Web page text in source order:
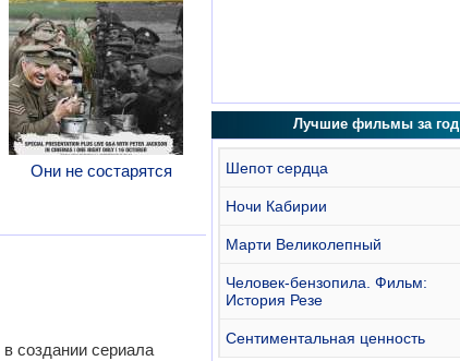
Они не состарятся
создании сериала
Лучшие фильмы за год
Шепот сердца
Ночи Кабирии
Марти Великолепный
Человек-бензопила. Фильм:
История Резе
Сентиментальная ценность